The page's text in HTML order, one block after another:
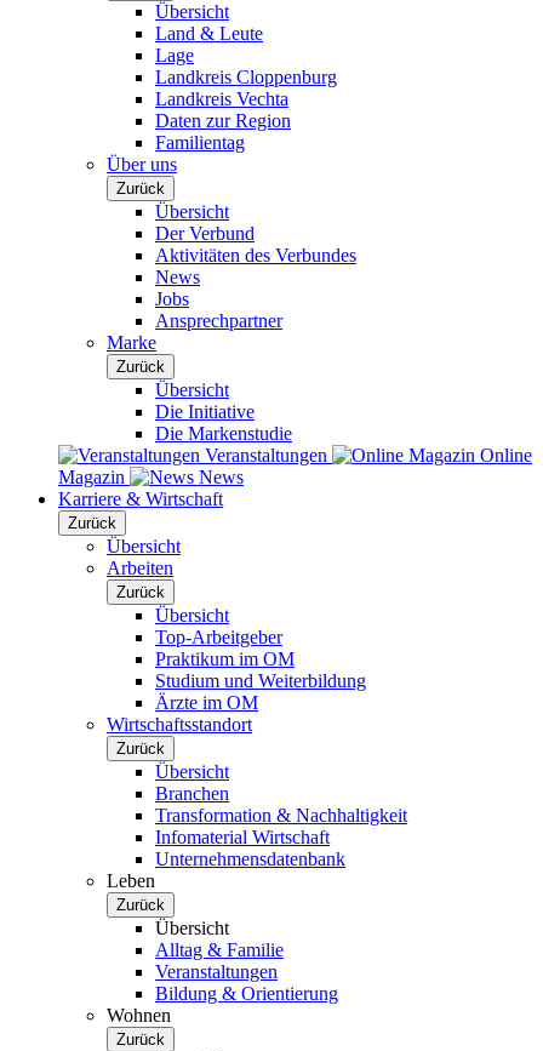
Übersicht
Land & Leute
Lage
Landkreis Cloppenburg
Landkreis Vechta
Daten zur Region
Familientag
Über uns
Zurück
Übersicht
Der Verbund
Aktivitäten des Verbundes
News
Jobs
Ansprechpartner
Marke
Zurück
Übersicht
Die Initiative
Die Markenstudie
Veranstaltungen
Online
Magazin
News
Karriere & Wirtschaft
Zurück
Übersicht
Arbeiten
Zurück
Übersicht
Top-Arbeitgeber
Praktikum im OM
Studium und Weiterbildung
Ärzte im OM
Wirtschaftsstandort
Zurück
Übersicht
Branchen
Transformation & Nachhaltigkeit
Infomaterial Wirtschaft
Unternehmensdatenbank
Leben
Zurück
Übersicht
Alltag & Familie
Veranstaltungen
Bildung & Orientierung
Wohnen
Zurück